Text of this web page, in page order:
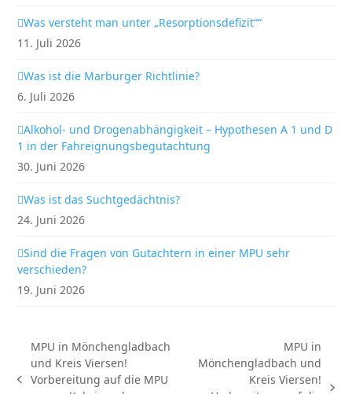
Was versteht man unter „Resorptionsdefizit““
11. Juli 2026
Was ist die Marburger Richtlinie?
6. Juli 2026
Alkohol- und Drogenabhängigkeit – Hypothesen A 1 und D
1 in der Fahreignungsbegutachtung
30. Juni 2026
Was ist das Suchtgedächtnis?
24. Juni 2026
Sind die Fragen von Gutachtern in einer MPU sehr
verschieden?
19. Juni 2026
vorheriger
MPU in Mönchengladbach
und Kreis Viersen!
Vorbereitung auf die MPU
MPU in
Mönchengladbach und
Kreis Viersen!